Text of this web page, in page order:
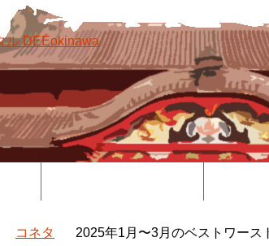
DEEokinawaトップ
コネタ 2025年1月〜3月のベストワース